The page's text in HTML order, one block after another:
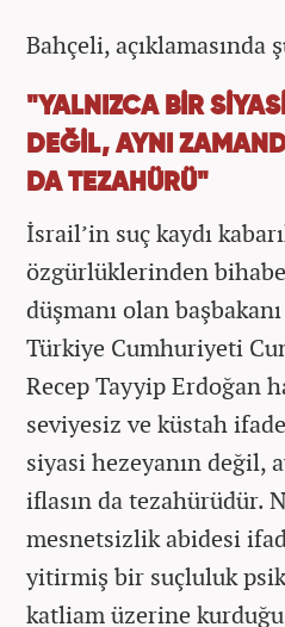
Bahçeli, açıklamasında
"YALNIZCA BİR
DEĞİL, AYNI
DA TEZAHÜRÜ"
İsrail’in suç kaydı
özgürlüklerinden
düşmanı olan
Türkiye Cumhuriyeti
Recep Tayyip Erdoğan
seviyesiz ve küstah
siyasi hezeyanın değil,
iflasın da tezahürüdür.
mesnetsizlik abidesi
yitirmiş bir suçluluk
katliam üzerine